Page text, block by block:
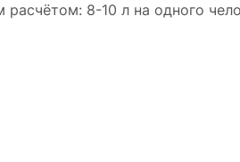
8-10 л на одного